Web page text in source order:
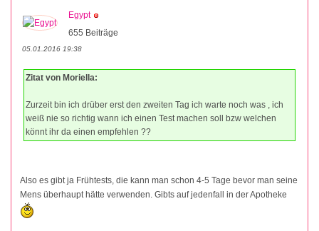
Egypt
655 Beiträge
05.01.2016 19:38
Zitat von Moriella:
Zurzeit bin ich drüber erst den zweiten Tag ich warte noch was , ich
weiß nie so richtig wann ich einen Test machen soll bzw welchen
könnt ihr da einen empfehlen ??
Also es gibt ja Frühtests, die kann man schon 4-5 Tage bevor man seine
Mens überhaupt hätte verwenden. Gibts auf jedenfall in der Apotheke